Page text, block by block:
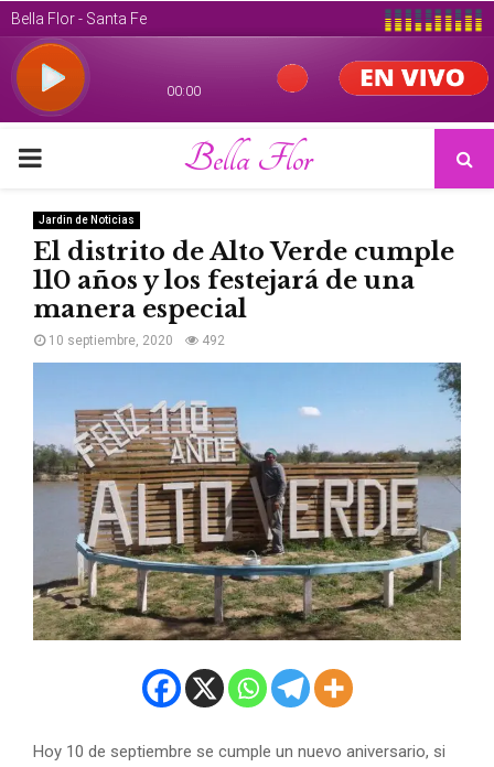
PRIMARY
MENU
Bella Flor
Jardin de Noticias
El distrito de Alto Verde cumple
110 años y los festejará de una
manera especial
10 septiembre, 2020 492
Hoy 10 de septiembre se cumple un nuevo aniversario, si